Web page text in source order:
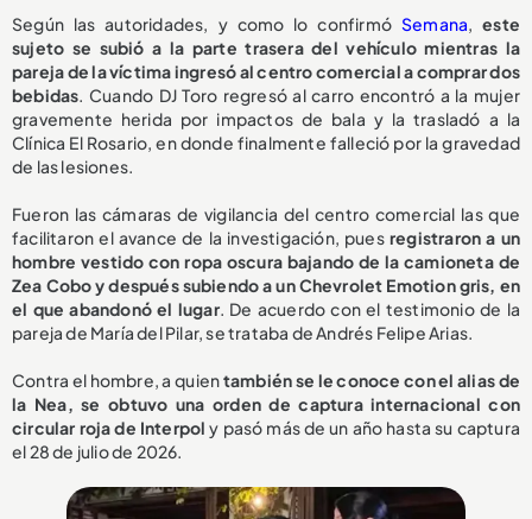
Según las autoridades, y como lo confirmó Semana,este
sujeto se subió a la parte trasera del vehículo mientras la
pareja de la víctima ingresó al centro comercial a comprar dos
bebidas. Cuando DJ Toro regresó al carro encontró a la mujer
gravemente herida por impactos de bala y la trasladó a la
Clínica El Rosario, en donde finalmente falleció por la gravedad
de las lesiones.
Fueron las cámaras de vigilancia del centro comercial las que
facilitaron el avance de la investigación, pues registraron a un
hombre vestido con ropa oscura bajando de la camioneta de
Zea Cobo y después subiendo a un Chevrolet Emotion gris, en
el que abandonó el lugar. De acuerdo con el testimonio de la
pareja de María del Pilar, se trataba de Andrés Felipe Arias.
Contra el hombre, a quientambién se le conoce con el alias de
la Nea, se obtuvo una orden de captura internacional con
circular roja de Interpol y pasó más de un año hasta su captura
el 28 de julio de 2026.